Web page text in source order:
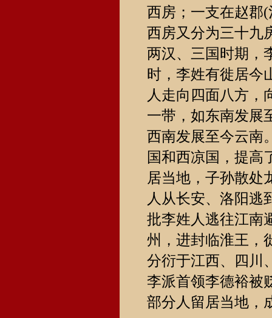
西房；一支在赵郡
西房又分为三十九
两汉、三国时期，
时，李姓有徙居今
人走向四面八方，
一带，如东南发展
西南发展至今云
国和西凉国，提高
居当地，子孙散处
人从长安、洛阳逃
批李姓人逃往江南
州，进封临淮王，
分衍于江西、四川
李派首领李德裕被
部分人留居当地，